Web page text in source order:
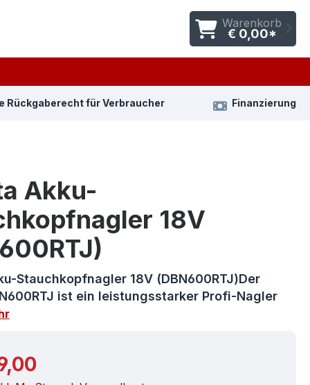
Warenkorb
€ 0,00*
Rückgaberecht für Verbraucher Finanzierung
Akku-
18V
Stauchkopfnagler 18V (DBN600RTJ)Der
ist ein leistungsstarker Profi-Nagler
Preis: